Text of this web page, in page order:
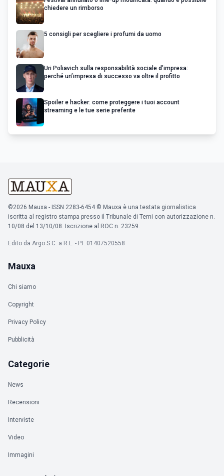
chiedere un rimborso
5 consigli per scegliere i profumi da uomo
Uri Poliavich sulla responsabilità sociale d’impresa:
perché un’impresa di successo va oltre il profitto
Spoiler e hacker: come proteggere i tuoi account
streaming e le tue serie preferite
©2026 Mauxa - ISSN 2283-6454 © Mauxa è una testata giornalistica
iscritta al registro stampa presso il Tribunale di Terni con autorizzazione n.
10/08 del 13/10/08. Iscrizione al ROC n. 23259.
Edito da Argo S.C. a R.L. - P.I. 01407520558
Mauxa
Chi siamo
Copyright
Privacy Policy
Pubblicità
Categorie
News
Recensioni
Interviste
Video
Immagini